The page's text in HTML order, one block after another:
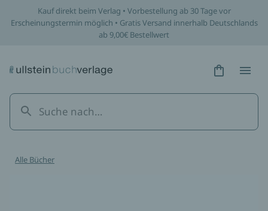
Kauf direkt beim Verlag • Vorbestellung ab 30 Tage vor
Erscheinungstermin möglich • Gratis Versand innerhalb Deutschlands
ab 9,00€ Bestellwert
Hidden
Alle Bücher